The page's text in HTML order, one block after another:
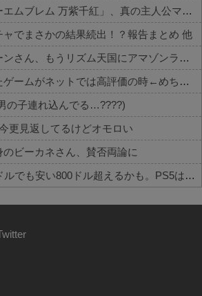
【朗報】「ファイアーエムブレム 万紫千紅」、真の主人公マイユニはキャラメイク可能ｗｗ 他
ャでまさかの結果続出！？報告まとめ 他
【悲報】スプラトゥーンさん、もうリズム天国にアマゾンランキングで敗北wwwwwwwww 他
自分はつまらなかったゲームがネットでは高評価の時←めちゃくちゃムカつくよな
の子連れ込んでる…????)
更見返してるけどオモロい
のビーカネさん、賛否両論に
多根「Switch2、499ドルでも安い800ドル超えるかも。PS5は直近での値上げ可能性低い」
互RSS